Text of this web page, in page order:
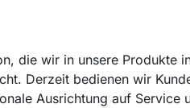
die wir in unsere Produkte
Derzeit bedienen wir
Ausrichtung auf Service